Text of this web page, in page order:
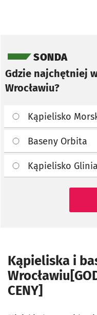
SONDA
Gdzie najchętniej
Wrocławiu?
Kąpielisko
Baseny Orbita
Kąpielisko
Kąpieliska i
CENY]